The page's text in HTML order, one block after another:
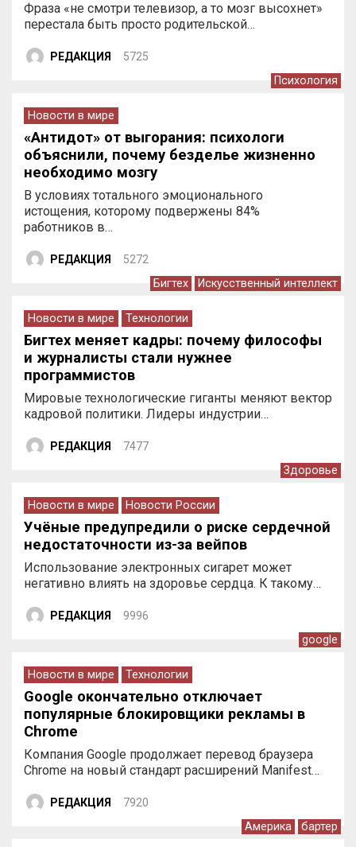
Фраза «не смотри телевизор, а то мозг высохнет»
перестала быть просто родительской…
РЕДАКЦИЯ 5725
Психология
Новости в мире
«Антидот» от выгорания: психологи
объяснили, почему безделье жизненно
необходимо мозгу
В условиях тотального эмоционального
истощения, которому подвержены 84%
работников в…
РЕДАКЦИЯ 5272
Бигтех Искусственный интеллект
Новости в мире Технологии
Бигтех меняет кадры: почему философы
и журналисты стали нужнее
программистов
Мировые технологические гиганты меняют вектор
кадровой политики. Лидеры индустрии…
РЕДАКЦИЯ 7477
Здоровье
Новости в мире Новости России
Учёные предупредили о риске сердечной
недостаточности из-за вейпов
Использование электронных сигарет может
негативно влиять на здоровье сердца. К такому…
РЕДАКЦИЯ 9996
google
Новости в мире Технологии
Google окончательно отключает
популярные блокировщики рекламы в
Chrome
Компания Google продолжает перевод браузера
Chrome на новый стандарт расширений Manifest…
РЕДАКЦИЯ 7920
Америка бартер